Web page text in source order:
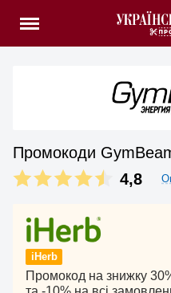
Промокоди
4,8
iHerb
Промокод на знижку